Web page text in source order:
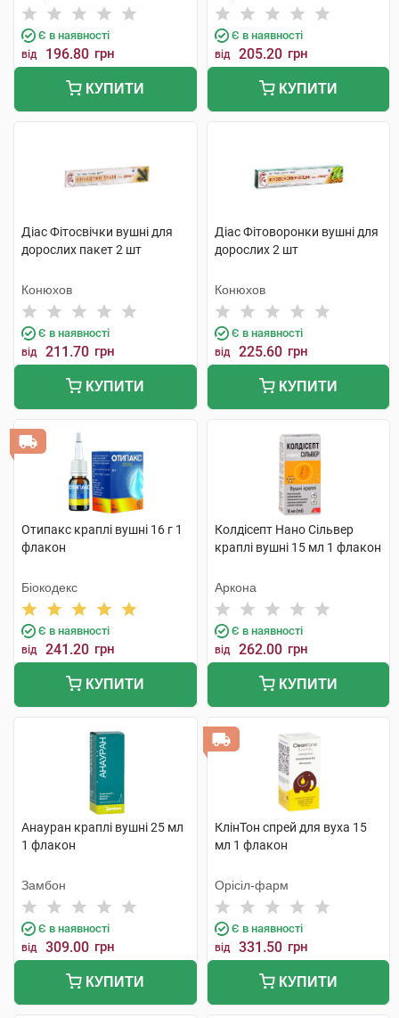
Є в наявності
від 196.80 грн
КУПИТИ
Є в наявності
від 205.20 грн
КУПИТИ
Діас Фітосвічки вушні для
дорослих пакет 2 шт
Конюхов
Є в наявності
від 211.70 грн
КУПИТИ
Діас Фітоворонки вушні для
дорослих 2 шт
Конюхов
Є в наявності
від 225.60 грн
КУПИТИ
Отипакс краплі вушні 16 г 1
флакон
Біокодекс
Є в наявності
від 241.20 грн
КУПИТИ
Колдісепт Нано Сільвер
краплі вушні 15 мл 1 флакон
Аркона
Є в наявності
від 262.00 грн
КУПИТИ
Анауран краплі вушні 25 мл
1 флакон
Замбон
Є в наявності
від 309.00 грн
КУПИТИ
КлінТон спрей для вуха 15
мл 1 флакон
Орісіл-фарм
Є в наявності
від 331.50 грн
КУПИТИ